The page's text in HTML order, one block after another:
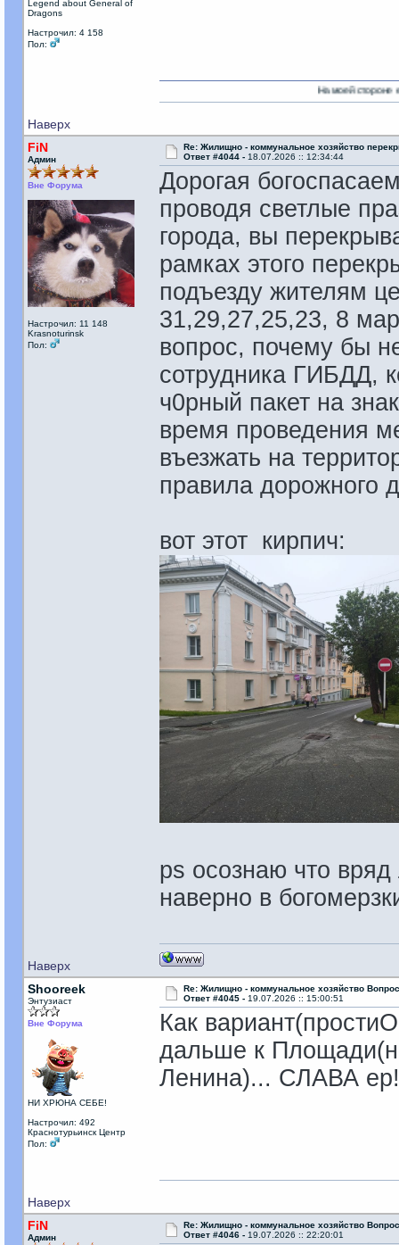
Legend about General of
Dragons
Настрочил: 4 158
Пол:
Наверх
На моей стороне есть Никто!
FiN
Админ
Вне Форума
Настрочил: 11 148
Krasnoturinsk
Пол:
Re: Жилищно - коммунальное хозяйство
Ответ #4044 - 18.07.2026 :: 12:34:44
Дорогая
проводя светлые
города, вы
рамках этого
подъезду жителям
31,29,27,25,23, 8
вопрос, почему бы
сотрудника ГИБДД,
ч0рный пакет на
время проведения
въезжать на
правила дорожного
вот этот кирпич:
ps осознаю что
наверно в
Наверх
Shooreek
Энтузиаст
Вне Форума
НИ ХРЮНА СЕБЕ!
Настрочил: 492
Краснотурьинск Центр
Пол:
Re: Жилищно - коммунальное хозяйство
Ответ #4045 - 19.07.2026 :: 15:00:51
Как
дальше к
Ленина)... СЛАВА
Наверх
FiN
Админ
Re: Жилищно - коммунальное хозяйство
Ответ #4046 - 19.07.2026 :: 22:20:01